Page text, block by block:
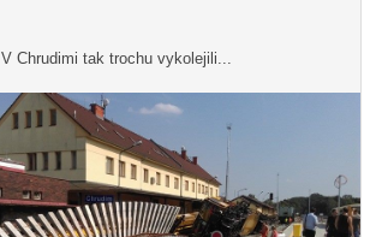
V Chrudimi tak trochu vykolejili...